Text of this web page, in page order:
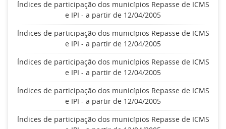
Índices de participação dos municípios Repasse de ICMS
e IPI - a partir de 12/04/2005
Índices de participação dos municípios Repasse de ICMS
e IPI - a partir de 12/04/2005
Índices de participação dos municípios Repasse de ICMS
e IPI - a partir de 12/04/2005
Índices de participação dos municípios Repasse de ICMS
e IPI - a partir de 12/04/2005
Índices de participação dos municípios Repasse de ICMS